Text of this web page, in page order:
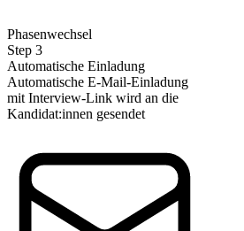
Phasenwechsel
Step 3
Automatische Einladung
Automatische E-Mail-Einladung
mit Interview-Link wird an die
Kandidat:innen gesendet